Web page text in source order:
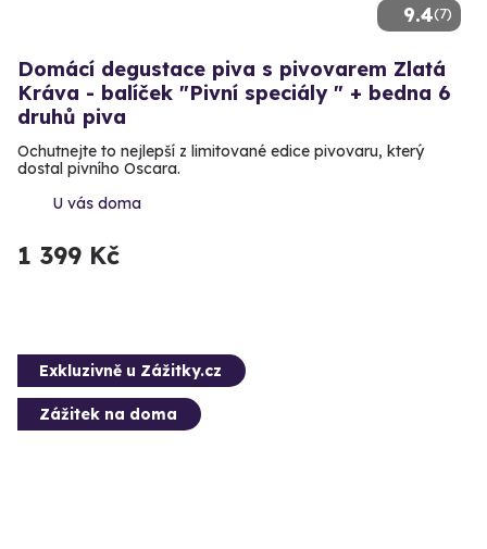
9.4(7)
Domácí degustace piva s pivovarem Zlatá
Kráva - balíček "Pivní speciály " + bedna 6
druhů piva
Ochutnejte to nejlepší z limitované edice pivovaru, který
dostal pivního Oscara.
U vás doma
1 399 Kč
Exkluzivně u Zážitky.cz
Zážitek na doma